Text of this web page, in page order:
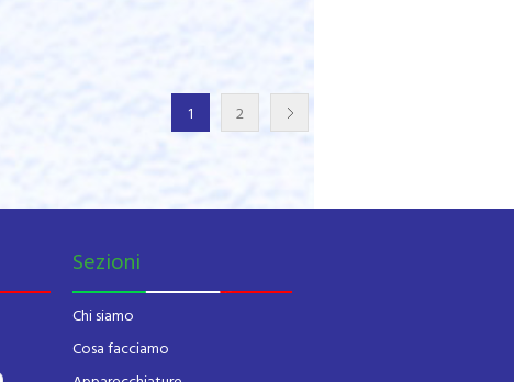
1 2
Sezioni
Chi siamo
Cosa facciamo